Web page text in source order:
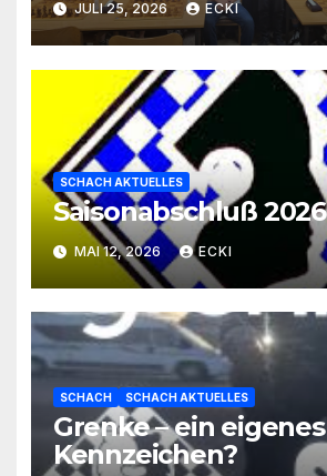
JULI 25, 2026 ECKI
SCHACH AKTUELLES
Saisonabschluß 2026
MAI 12, 2026 ECKI
SCHACH SCHACH AKTUELLES
Grenke – ein eigenes
Kennzeichen?